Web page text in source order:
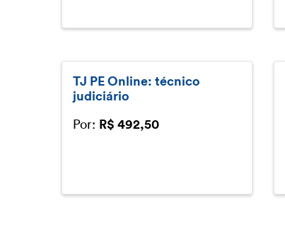
TJ PE Online: técnico
judiciário
Por: R$ 492,50